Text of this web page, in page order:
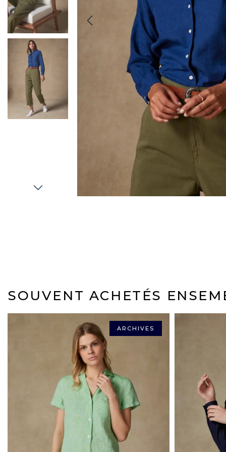
SOUVENT ACHETÉS
ARCHIVES